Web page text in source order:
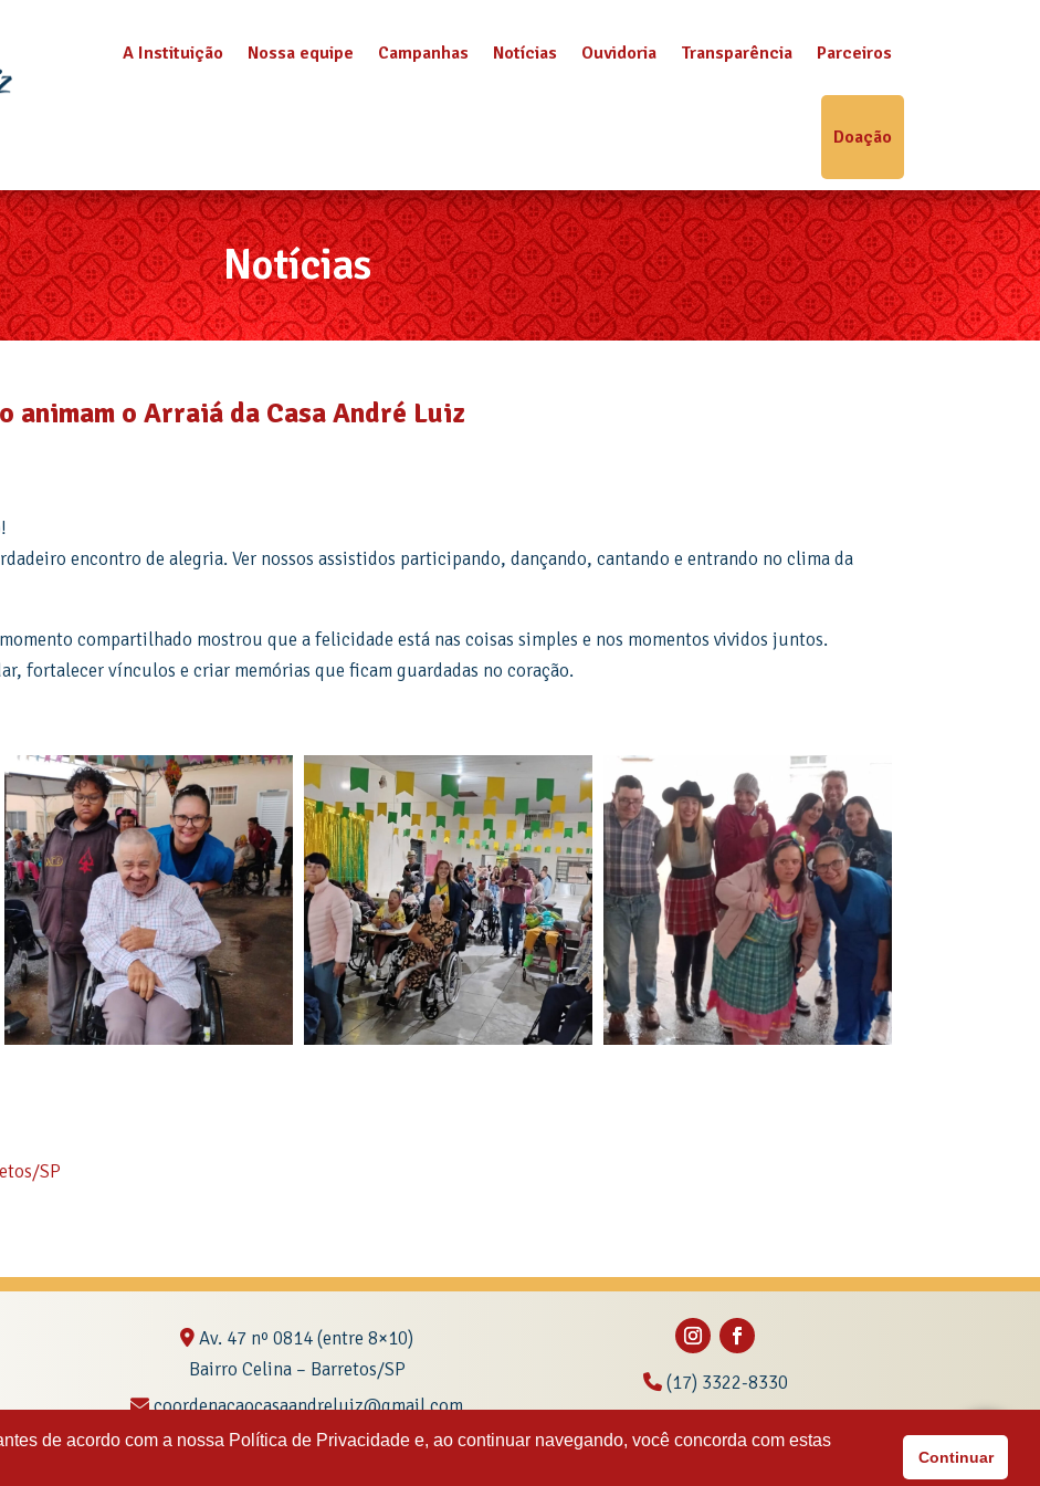
A Instituição Nossa equipe Campanhas Notícias Ouvidoria Transparência Parceiros
Doação
Notícias
animam o Arraiá da Casa André Luiz
encontro de alegria. Ver nossos assistidos participando, dançando, cantando e entrando no clima da
compartilhado mostrou que a felicidade está nas coisas simples e nos momentos vividos juntos.
fortalecer vínculos e criar memórias que ficam guardadas no coração.
SP
Av. 47 nº 0814 (entre 8×10)
Bairro Celina – Barretos/SP
coordenacaocasaandreluiz@gmail.com
(17) 3322-8330
de acordo com a nossa Política de Privacidade e, ao continuar navegando, você concorda com estas
Continuar